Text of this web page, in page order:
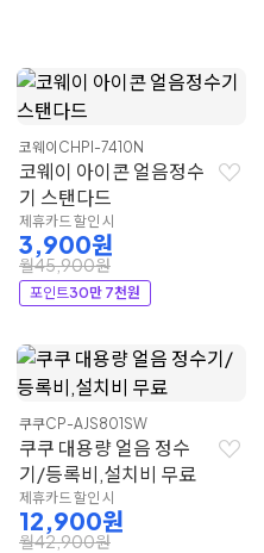
코웨이 CHPI-7410N
코웨이 아이콘 얼음정수
기 스탠다드
제휴카드 할인 시
3,900원
월45,900원
포인트30만 7천원
쿠쿠CP-AJS801SW
쿠쿠 대용량 얼음 정수
기/등록비,설치비 무료
제휴카드 할인 시
12,900원
월42,900원